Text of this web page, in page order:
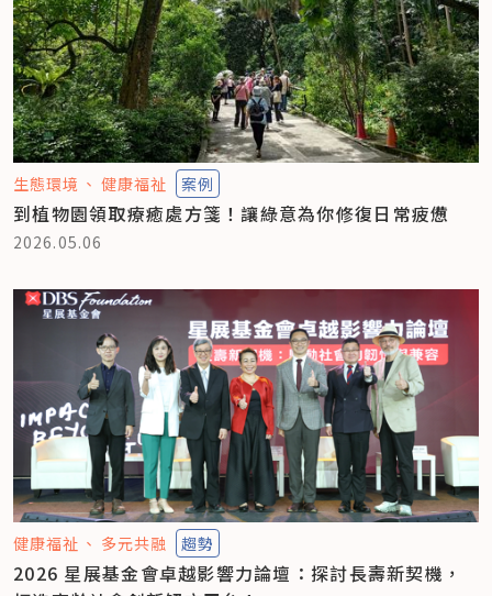
生態環境 健康福祉 案例
到植物園領取療癒處方箋！讓綠意為你修復日常疲憊
2026.05.06
健康福祉 多元共融 趨勢
2026 星展基金會卓越影響力論壇：探討長壽新契機，